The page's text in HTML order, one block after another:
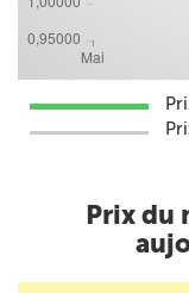
Prix du